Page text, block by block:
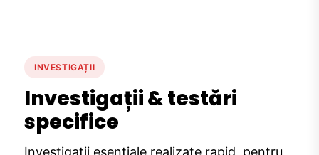
INVESTIGAȚII
Investigații & testări
specifice
Investigații esențiale realizate rapid, pentru